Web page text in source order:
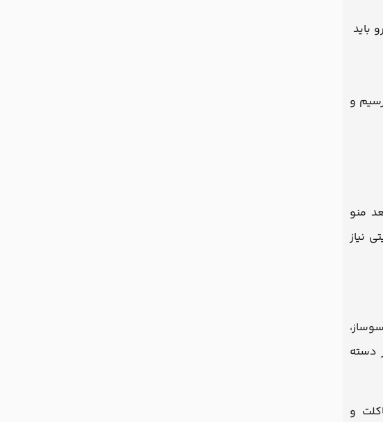
باید
و
منو
نیاز
دسته
و